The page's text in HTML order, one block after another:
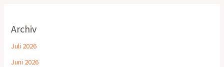
Archiv
Juli 2026
Juni 2026